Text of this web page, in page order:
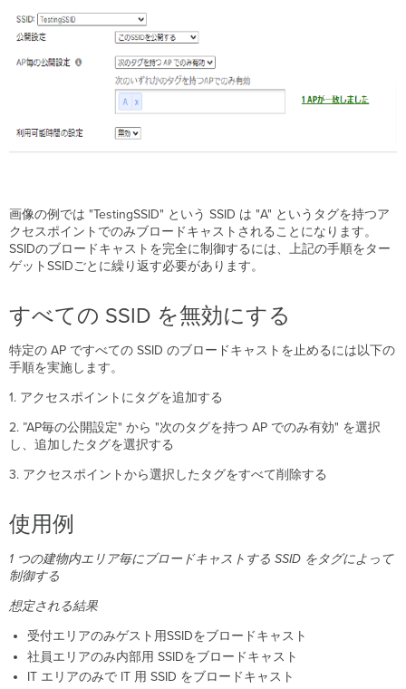
画像の例では "TestingSSID" という SSID は "A" というタグを持つア
クセスポイントでのみブロードキャストされることになります。
SSIDのブロードキャストを完全に制御するには、上記の手順をター
ゲットSSIDごとに繰り返す必要があります。
すべての SSID を無効にする
特定の AP ですべての SSID のブロードキャストを止めるには以下の
手順を実施します。
1. アクセスポイントにタグを追加する
2. ”AP毎の公開設定" から "次のタグを持つ AP でのみ有効" を選択
し、追加したタグを選択する
3. アクセスポイントから選択したタグをすべて削除する​
使用例
1 つの建物内エリア毎にブロードキャストする SSID をタグによって
制御する
想定される結果
受付エリアのみゲスト用SSIDをブロードキャスト
社員エリアのみ内部用 SSIDをブロードキャスト
IT エリアのみで IT 用 SSID をブロードキャスト